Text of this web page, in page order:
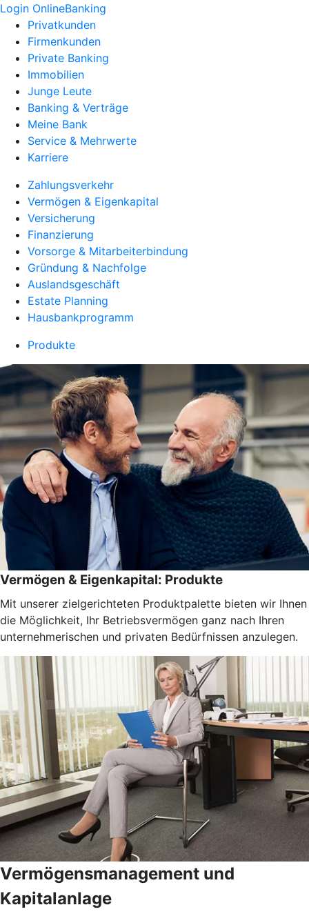
Login OnlineBanking
Privatkunden
Firmenkunden
Private Banking
Immobilien
Junge Leute
Banking & Verträge
Meine Bank
Service & Mehrwerte
Karriere
Zahlungsverkehr
Vermögen & Eigenkapital
Versicherung
Finanzierung
Vorsorge & Mitarbeiterbindung
Gründung & Nachfolge
Auslandsgeschäft
Estate Planning
Hausbankprogramm
Produkte
Vermögen & Eigenkapital: Produkte
Mit unserer zielgerichteten Produktpalette bieten wir Ihnen
die Möglichkeit, Ihr Betriebsvermögen ganz nach Ihren
unternehmerischen und privaten Bedürfnissen anzulegen.
Vermögensmanagement und
Kapitalanlage